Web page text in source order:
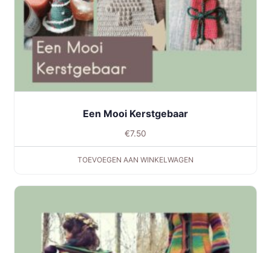
Een Mooi Kerstgebaar
€7.50
TOEVOEGEN AAN WINKELWAGEN